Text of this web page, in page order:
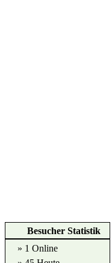
Besucher Statistik
» 1 Online